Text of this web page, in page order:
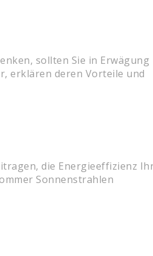
sollten Sie in Erwägung
erklären deren Vorteile und
die Energieeffizienz
Sonnenstrahlen